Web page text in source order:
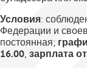
Условия:
Федерации и
постоянная;
16.00, зарплата